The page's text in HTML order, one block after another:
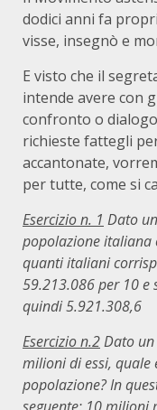
dodici anni fa
visse, insegnò e
E visto che il
intende avere con
confronto o
richieste fattegli
accantonate,
per tutte, come si
Esercizio n. 1 Dato
popolazione italiana
quanti italiani
59.213.086 per 10 e
quindi 5.921.308,6
Esercizio n.2Dato
milioni di essi, quale
popolazione? In